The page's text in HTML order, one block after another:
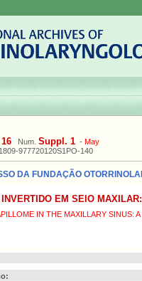
16Num. Suppl. 1- May
977720120S1PO-140
DA FUNDAÇÃO
EM SEIO
IN THE MAXILLARY SINUS: